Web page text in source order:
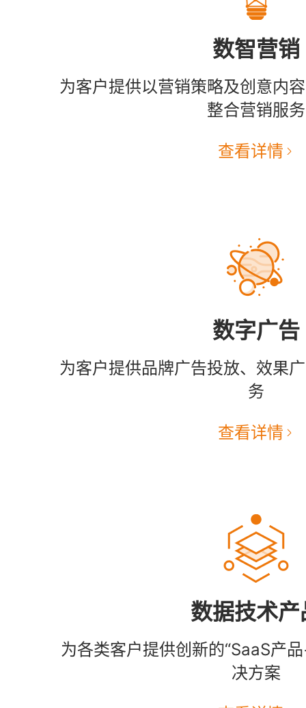
数智营销
为客户提供以营销策略及创意内
整合营销服务
查看详情
数字广告
为客户提供品牌广告投放、效果
务
查看详情
数据技术产
为各类客户提供创新的“SaaS产
决方案